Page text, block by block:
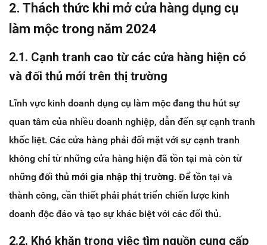
2. Thách thức khi mở cửa hàng dụng cụ
làm mộc trong năm 2024
2.1. Cạnh tranh cao từ các cửa hàng hiện có
và đối thủ mới trên thị trường
Lĩnh vực kinh doanh dụng cụ làm mộc đang thu hút sự
quan tâm của nhiều doanh nghiệp, dẫn đến sự cạnh tranh
khốc liệt. Các cửa hàng phải đối mặt với sự cạnh tranh
không chỉ từ những cửa hàng hiện đã tồn tại mà còn từ
những đối thủ mới gia nhập thị trường. Để tồn tại và
thành công, cần thiết phải phát triển chiến lược kinh
doanh độc đáo và tạo sự khác biệt với các đối thủ.
2.2. Khó khăn trong việc tìm nguồn cung cấp